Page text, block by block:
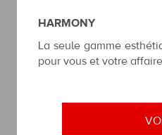
HARMONY
La seule gamme
pour vous et votre